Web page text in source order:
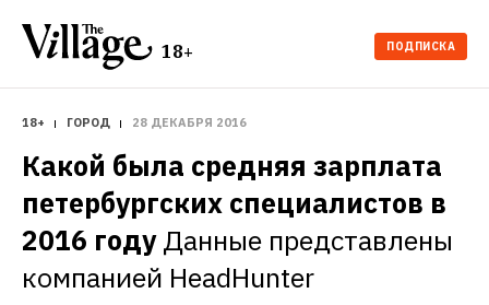
18+ ПОДПИСКА
18+ ГОРОД 28 ДЕКАБРЯ 2016
Какой была средняя зарплата
петербургских специалистов в
2016 году Данные представлены
компанией HeadHunter